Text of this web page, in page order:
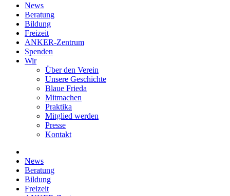
News
Beratung
Bildung
Freizeit
ANKER-Zentrum
Spenden
Wir
Über den Verein
Unsere Geschichte
Blaue Frieda
Mitmachen
Praktika
Mitglied werden
Presse
Kontakt
News
Beratung
Bildung
Freizeit